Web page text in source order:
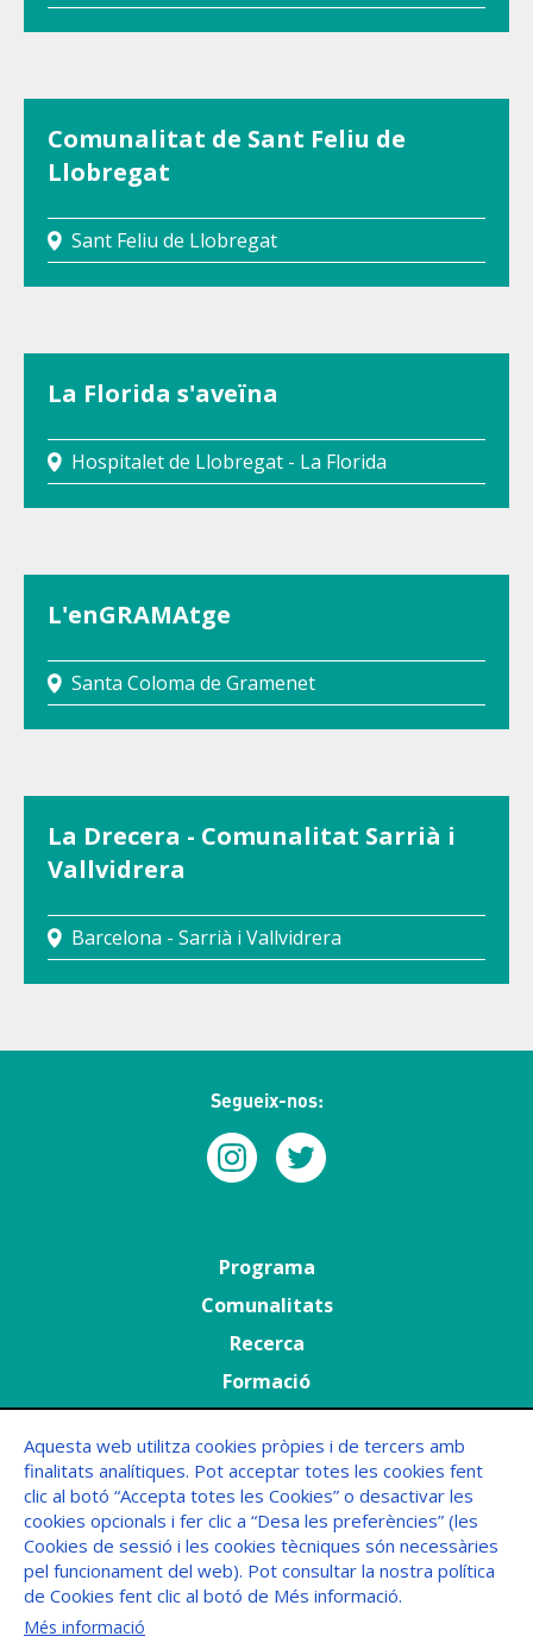
Comunalitat de Sant Feliu de
Llobregat
Sant Feliu de Llobregat
La Florida s'aveïna
Hospitalet de Llobregat - La Florida
L'enGRAMAtge
Santa Coloma de Gramenet
La Drecera - Comunalitat Sarrià i
Vallvidrera
Barcelona - Sarrià i Vallvidrera
Segueix-nos:
Programa
Comunalitats
Recerca
Formació
Menú
Peu
FAQs
Aquesta web utilitza cookies pròpies i de tercers amb
finalitats analítiques. Pot acceptar totes les cookies fent
clic al botó “Accepta totes les Cookies” o desactivar les
cookies opcionals i fer clic a “Desa les preferències” (les
Cookies de sessió i les cookies tècniques són necessàries
pel funcionament del web). Pot consultar la nostra política
de Cookies fent clic al botó de Més informació.
Més informació